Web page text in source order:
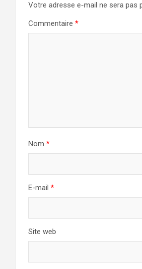
Votre adresse e-mail ne sera pas
Commentaire *
Nom *
E-mail *
Site web